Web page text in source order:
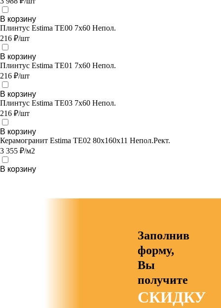
В корзину
Плинтус Estima TE00 7x60 Непол.
216 ₽/шт
В корзину
Плинтус Estima TE01 7x60 Непол.
216 ₽/шт
В корзину
Плинтус Estima TE03 7x60 Непол.
216 ₽/шт
В корзину
Керамогранит Estima TE02 80x160x11 Непол.Рект.
3 355 ₽/м2
В корзину
Заполнив
форму,
Вы
получите
СКИДКУ